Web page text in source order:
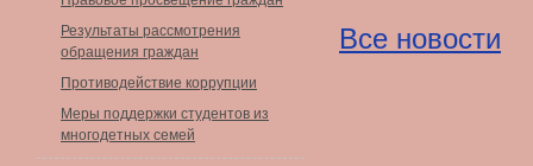
Результаты рассмотрения
обращения граждан
Противодействие коррупции
Меры поддержки студентов из
многодетных семей
Все новости